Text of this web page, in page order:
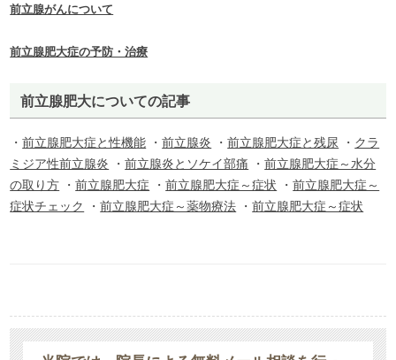
前立腺がんについて
前立腺肥大症の予防・治療
前立腺肥大についての記事
・前立腺肥大症と性機能 ・前立腺炎 ・前立腺肥大症と残尿 ・ クラ
ミジア性前立腺炎 ・前立腺炎とソケイ部痛 ・前立腺肥大症～水分
の取り方 ・前立腺肥大症 ・前立腺肥大症～症状 ・前立腺肥大症～
症状チェック
・前立腺肥大症～薬物療法 ・前立腺肥大症～症状